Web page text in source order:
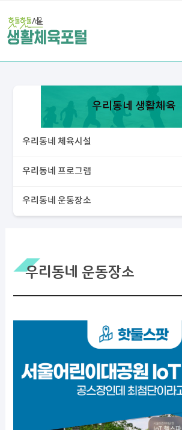
우리동네 생활체육
우리동네 체육시설
우리동네 프로그램
우리동네 운동장소
우리동네 운동장소